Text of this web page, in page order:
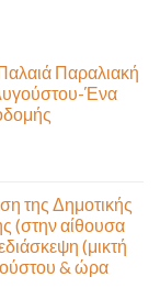
Παραλιακή
Ένα
της Δημοτικής
(στην αίθουσα
(μικτή
& ώρα